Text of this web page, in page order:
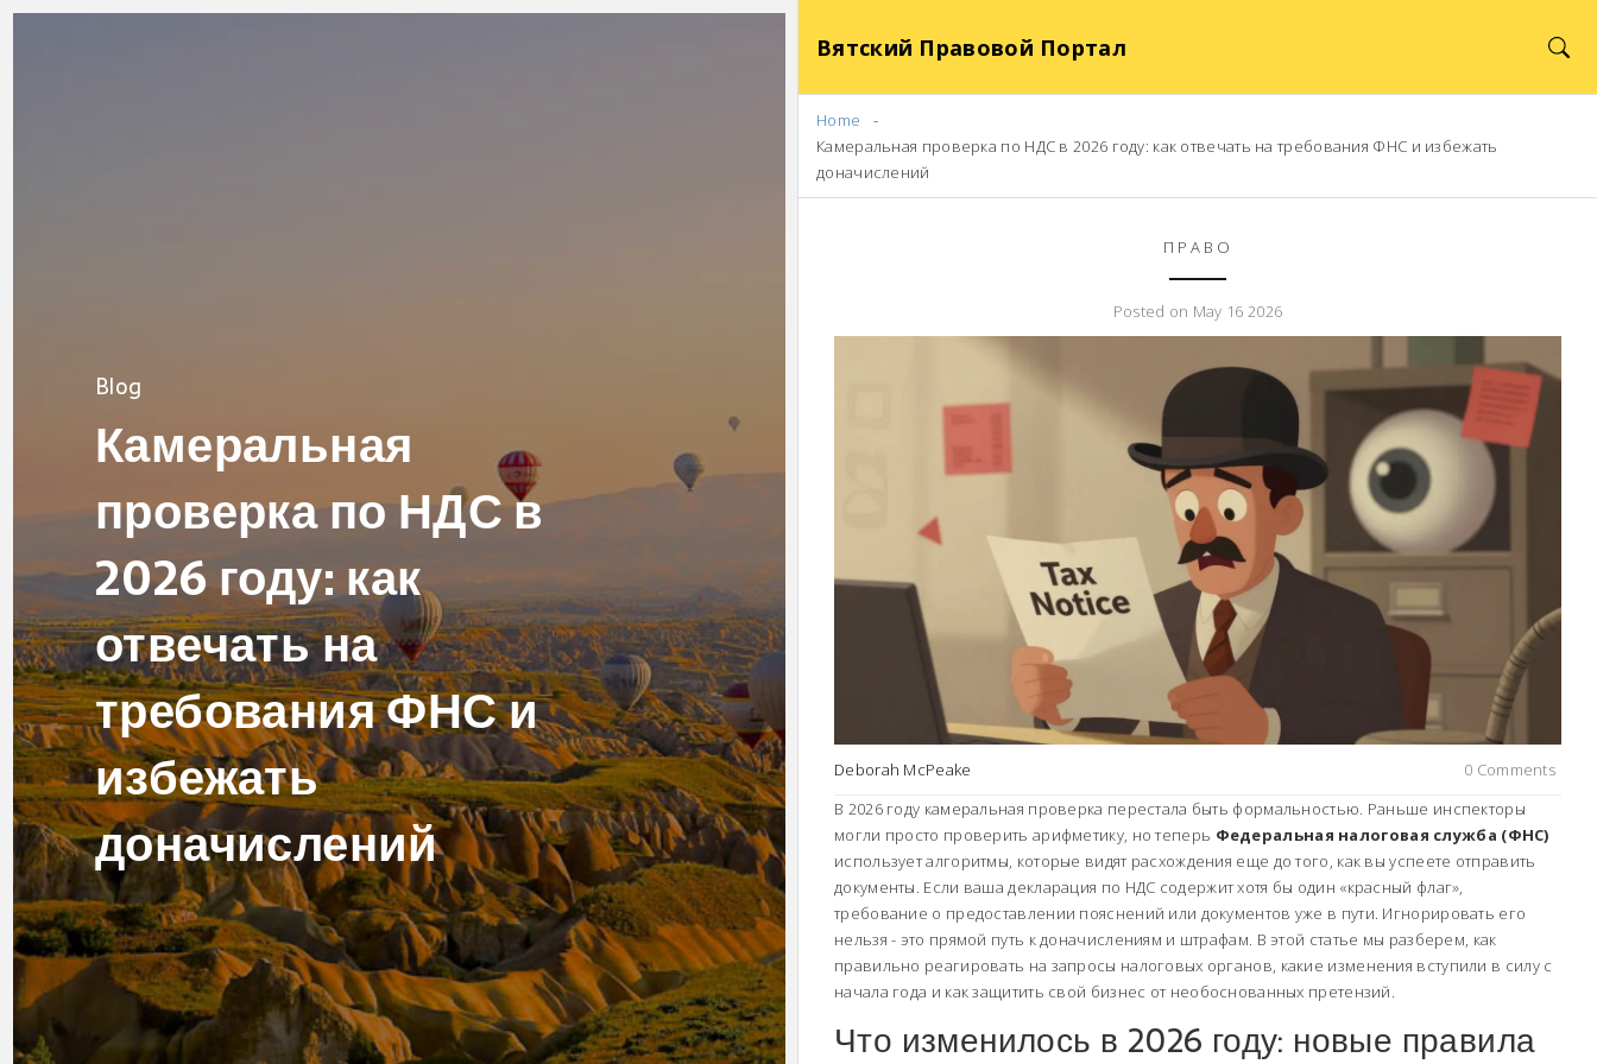
Вятский Правовой Портал
Blog
Камеральная
проверка по НДС в
2026 году: как
отвечать на
требования ФНС и
избежать
доначислений
Home
Камеральная проверка по НДС в 2026 году: как отвечать на требования ФНС и избежать
доначислений
ПРАВО
Posted on May 16 2026
Deborah McPeake
0 Comments
В 2026 году камеральная проверка перестала быть формальностью. Раньше инспекторы
могли просто проверить арифметику, но теперь Федеральная налоговая служба (ФНС)
использует алгоритмы, которые видят расхождения еще до того, как вы успеете отправить
документы. Если ваша декларация по НДС содержит хотя бы один «красный флаг»,
требование о предоставлении пояснений или документов уже в пути. Игнорировать его
нельзя - это прямой путь к доначислениям и штрафам. В этой статье мы разберем, как
правильно реагировать на запросы налоговых органов, какие изменения вступили в силу с
начала года и как защитить свой бизнес от необоснованных претензий.
Что изменилось в 2026 году: новые правила